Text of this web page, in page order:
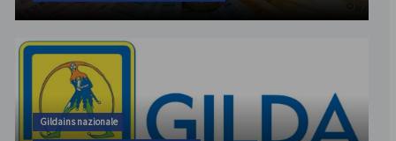
Gildains nazionale